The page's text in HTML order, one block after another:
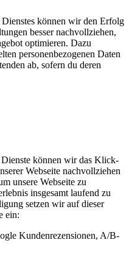
können wir den Erfolg
besser nachvollziehen,
optimieren. Dazu
personenbezogenen Daten
ab, sofern du deren
können wir das Klick-
Webseite nachvollziehen
unsere Webseite zu
insgesamt laufend zu
setzen wir auf dieser
ein:
Kundenrezensionen, A/B-